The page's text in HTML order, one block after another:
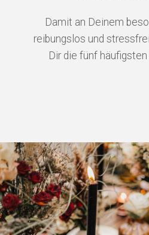
Damit an Deinem
reibungslos und
Dir die fünf